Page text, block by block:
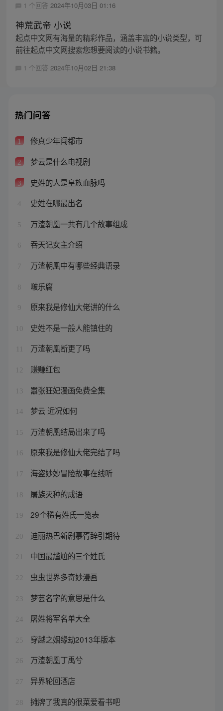
1 个回答 2024年10月03日 01:16
神荒武帝 小说
起点中文网有海量的精彩作品，涵盖丰富的小说类型，可
前往起点中文网搜索您想要阅读的小说书籍。
1 个回答 2024年10月02日 21:38
热门问答
1 修真少年闯都市
2 梦云是什么电视剧
3 史姓的人是皇族血脉吗
4 史姓在哪最出名
5 万渣朝凰一共有几个故事组成
6 吞天记女主介绍
7 万渣朝凰中有哪些经典语录
8 啵乐腐
9 原来我是修仙大佬讲的什么
10 史姓不是一般人能镇住的
万渣朝凰断更了吗
12 赚赚红包
13 嚣张狂妃漫画免费全集
14 梦云 近况如何
15 万渣朝凰结局出来了吗
16 原来我是修仙大佬完结了吗
17 海盗妙妙冒险故事在线听
18 屠族灭种的成语
19 29个稀有姓氏一览表
20 迪丽热巴新剧慕胥辞引期待
21 中国最尴尬的三个姓氏
22 虫虫世界多奇妙漫画
23 梦芸名字的意思是什么
24 屠姓将军名单大全
25 穿越之姻缘劫2013年版本
26 万渣朝凰丁禹兮
27 异界轮回酒店
28 摊牌了我真的很菜爱看书吧